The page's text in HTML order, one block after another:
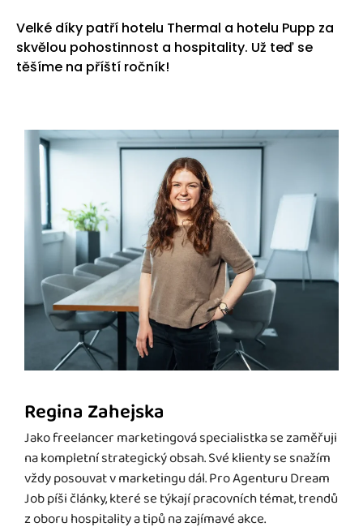
Velké díky patří hotelu Thermal a hotelu Pupp za
skvělou pohostinnost a hospitality. Už teď se
těšíme na příští ročník!
Regina Zahejska
Jako freelancer marketingová specialistka se zaměřuji
na kompletní strategický obsah. Své klienty se snažím
vždy posouvat v marketingu dál. Pro Agenturu Dream
Job píši články, které se týkají pracovních témat, trendů
z oboru hospitality a tipů na zajímavé akce.